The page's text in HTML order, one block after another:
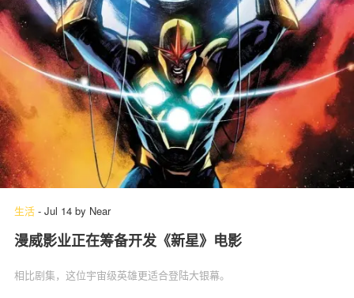
生活 - Jul 14 by Near
漫威影业正在筹备开发《新星》电影
相比剧集，这位宇宙级英雄更适合登陆大银幕。